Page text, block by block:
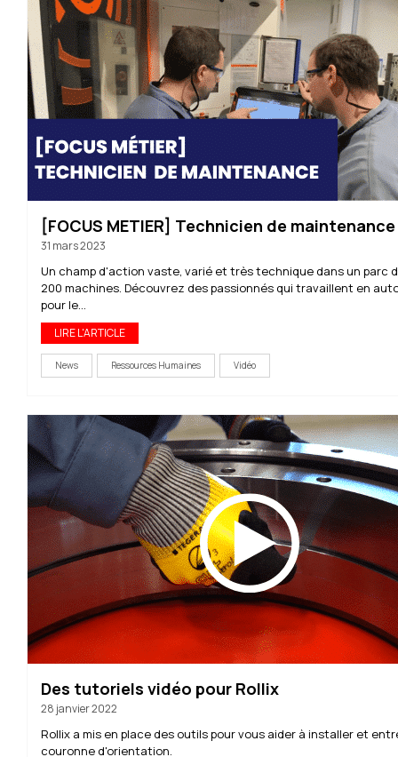
[FOCUS METIER] Technicien de maintenance
31 mars 2023
Un champ d'action vaste, varié et très technique dans un parc
200 machines. Découvrez des passionnés qui travaillent en
pour le...
LIRE L'ARTICLE
News Ressources Humaines Vidéo
Des tutoriels vidéo pour Rollix
28 janvier 2022
Rollix a mis en place des outils pour vous aider à installer et
couronne d'orientation.